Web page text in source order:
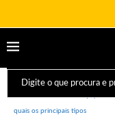
quais os principais tipos